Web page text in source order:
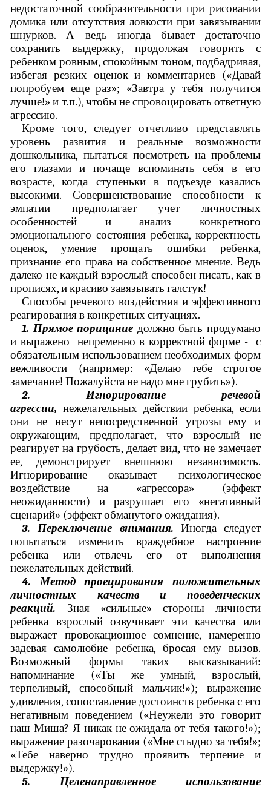
недостаточной сообразительности при рисовании
домика или отсутствия ловкости при завязывании
шнурков. А ведь иногда бывает достаточно
сохранить выдержку, продолжая говорить с
ребенком ровным, спокойным тоном, подбадривая,
избегая резких оценок и комментариев («Давай
попробуем еще раз»; «Завтра у тебя получится
лучше!» и т.п.), чтобы не спровоцировать ответную
агрессию.
Кроме того, следует отчетливо представлять
уровень развития и реальные возможности
дошкольника, пытаться посмотреть на проблемы
его глазами и почаще вспоминать себя в его
возрасте, когда ступеньки в подъезде казались
высокими. Совершенствование способности к
эмпатии предполагает учет личностных
особенностей и анализ конкретного
эмоционального состояния ребенка, корректность
оценок, умение прощать ошибки ребенка,
признание его права на собственное мнение. Ведь
далеко не каждый взрослый способен писать, как в
прописях, и красиво завязывать галстук!
Способы речевого воздействия и эффективного
реагирования в конкретных ситуациях.
1. Прямое порицание должно быть продумано
и выражено непременно в корректной форме - с
обязательным использованием необходимых форм
вежливости (например: «Делаю тебе строгое
замечание! Пожалуйста не надо мне грубить»).
2. Игнорирование речевой
агрессии, нежелательных действии ребенка, если
они не несут непосредственной угрозы ему и
окружающим, предполагает, что взрослый не
реагирует на грубость, делает вид, что не замечает
ее, демонстрирует внешнюю независимость.
Игнорирование оказывает психологическое
воздействие на «агрессора» (эффект
неожиданности) и разрушает его «негативный
сценарий» (эффект обманутого ожидания).
3. Переключение внимания. Иногда следует
попытаться изменить враждебное настроение
ребенка или отвлечь его от выполнения
нежелательных действий.
4. Метод проецирования положительных
личностных качеств и поведенческих
реакций. Зная «сильные» стороны личности
ребенка взрослый озвучивает эти качества или
выражает провокационное сомнение, намеренно
задевая самолюбие ребенка, бросая ему вызов.
Возможный формы таких высказываний:
напоминание («Ты же умный, взрослый,
терпеливый, способный мальчик!»); выражение
удивления, сопоставление достоинств ребенка с его
негативным поведением («Неужели это говорит
наш Миша? Я никак не ожидала от тебя такого!»);
выражение разочарования («Мне стыдно за тебя!»;
«Тебе наверно трудно проявить терпение и
выдержку!»).
5. Целенаправленное использование